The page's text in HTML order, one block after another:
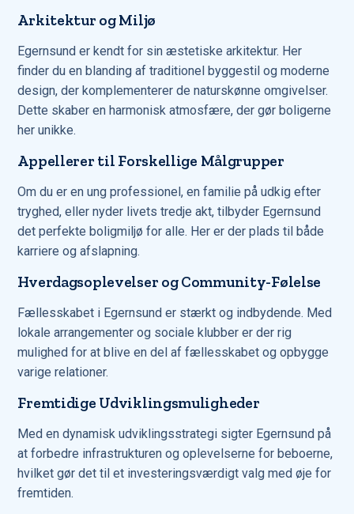
Arkitektur og Miljø
Egernsund er kendt for sin æstetiske arkitektur. Her
finder du en blanding af traditionel byggestil og moderne
design, der komplementerer de naturskønne omgivelser.
Dette skaber en harmonisk atmosfære, der gør boligerne
her unikke.
Appellerer til Forskellige Målgrupper
Om du er en ung professionel, en familie på udkig efter
tryghed, eller nyder livets tredje akt, tilbyder Egernsund
det perfekte boligmiljø for alle. Her er der plads til både
karriere og afslapning.
Hverdagsoplevelser og Community-Følelse
Fællesskabet i Egernsund er stærkt og indbydende. Med
lokale arrangementer og sociale klubber er der rig
mulighed for at blive en del af fællesskabet og opbygge
varige relationer.
Fremtidige Udviklingsmuligheder
Med en dynamisk udviklingsstrategi sigter Egernsund på
at forbedre infrastrukturen og oplevelserne for beboerne,
hvilket gør det til et investeringsværdigt valg med øje for
fremtiden.